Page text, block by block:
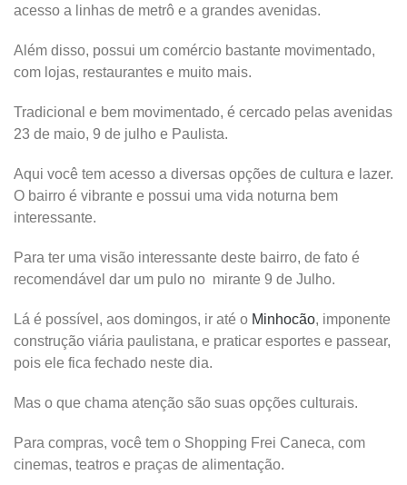
acesso a linhas de metrô e a grandes avenidas.
Além disso, possui um comércio bastante movimentado,
com lojas, restaurantes e muito mais.
Tradicional e bem movimentado, é cercado pelas avenidas
23 de maio, 9 de julho e Paulista.
Aqui você tem acesso a diversas opções de cultura e lazer.
O bairro é vibrante e possui uma vida noturna bem
interessante.
Para ter uma visão interessante deste bairro, de fato é
recomendável dar um pulo no mirante 9 de Julho.
Lá é possível, aos domingos, ir até o Minhocão, imponente
construção viária paulistana, e praticar esportes e passear,
pois ele fica fechado neste dia.
Mas o que chama atenção são suas opções culturais.
Para compras, você tem o Shopping Frei Caneca, com
cinemas, teatros e praças de alimentação.